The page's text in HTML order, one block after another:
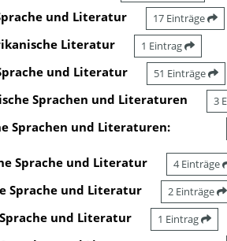
und Literatur 17 Einträge
Literatur 1 Eintrag
und Literatur 51 Einträge
Sprachen und Literaturen 3
Sprachen und Literaturen:
Sprache und Literatur 4 Einträge
Sprache und Literatur 2 Einträge
und Literatur 1 Eintrag